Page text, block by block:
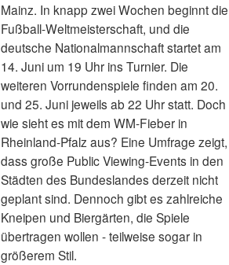
Mainz. In knapp zwei Wochen beginnt die
Fußball-Weltmeisterschaft, und die
deutsche Nationalmannschaft startet am
14. Juni um 19 Uhr ins Turnier. Die
weiteren Vorrundenspiele finden am 20.
und 25. Juni jeweils ab 22 Uhr statt. Doch
wie sieht es mit dem WM-Fieber in
Rheinland-Pfalz aus? Eine Umfrage zeigt,
dass große Public Viewing-Events in den
Städten des Bundeslandes derzeit nicht
geplant sind. Dennoch gibt es zahlreiche
Kneipen und Biergärten, die Spiele
übertragen wollen - teilweise sogar in
größerem Stil.